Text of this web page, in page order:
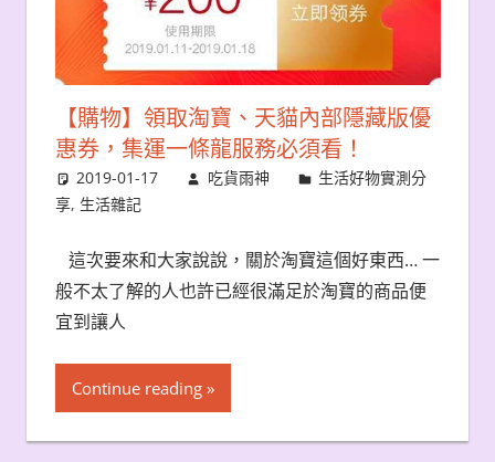
【購物】領取淘寶、天貓內部隱藏版優
惠券，集運一條龍服務必須看！
2019-01-17 吃貨雨神
生活好物實測分
享, 生活雜記
這次要來和大家說說，關於淘寶這個好東西… 一
般不太了解的人也許已經很滿足於淘寶的商品便
宜到讓人
Continue reading